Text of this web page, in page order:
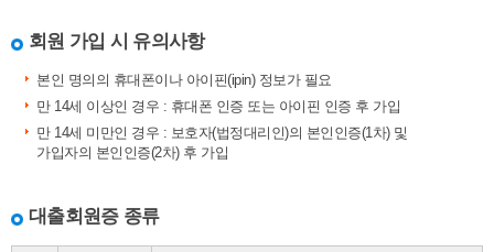
회원 가입 시 유의사항
본인 명의의 휴대폰이나 아이핀(ipin) 정보가 필요
만 14세 이상인 경우 : 휴대폰 인증 또는 아이핀 인증 후 가입
만 14세 미만인 경우 : 보호자(법정대리인)의 본인인증(1차) 및
가입자의 본인인증(2차) 후 가입
대출회원증 종류